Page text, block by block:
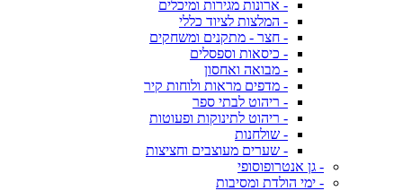
- ארונות מגירות ומיכלים
- המלצות לציוד כללי
- חצר - מתקנים ומשחקים
- כיסאות וספסלים
- מבואה ואחסון
- מדפים מראות ולוחות קיר
- ריהוט לבתי ספר
- ריהוט לתינוקות ופעוטות
- שולחנות
- שערים מעוצבים וחציצות
- גן אנטרופוסופי
- ימי הולדת ומסיבות